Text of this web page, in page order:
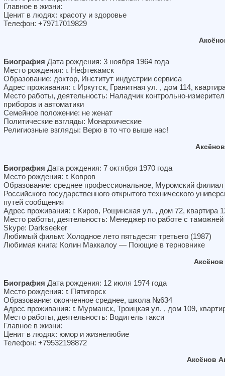
Главное в жизни:
Ценит в людях: красоту и здоровье
Телефон: +79717019829
Биография Дата рождения: 3 ноября 1964 года
Место рождения: г. Нефтекамск
Образование: доктор, Институт индустрии сервиса
Адрес проживания: г. Иркутск, Гранитная ул. , дом 114,
Место работы, деятельность: Наладчик контрольно-
приборов и автоматики
Семейное положение: не женат
Политические взгляды: Монархические
Религиозные взгляды: Верю в то что выше нас!
Биография Дата рождения: 7 октября 1970 года
Место рождения: г. Ковров
Образование: среднее профессиональное, Муромский филиал
Российского государственного открытого технического
путей сообщения
Адрес проживания: г. Киров, Рощинская ул. , дом 72, квартира
Место работы, деятельность: Менеджер по работе с таможней
Skype: Darkseeker
Любимый фильм: Холодное лето пятьдесят третьего (1987)
Любимая книга: Колин Маккалоу — Поющие в терновнике
Биография Дата рождения: 12 июля 1974 года
Место рождения: г. Пятигорск
Образование: оконченное среднее, школа №634
Адрес проживания: г. Мурманск, Троицкая ул. , дом 109,
Место работы, деятельность: Водитель такси
Главное в жизни:
Ценит в людях: юмор и жизнелюбие
Телефон: +79532198872
Аксёнов